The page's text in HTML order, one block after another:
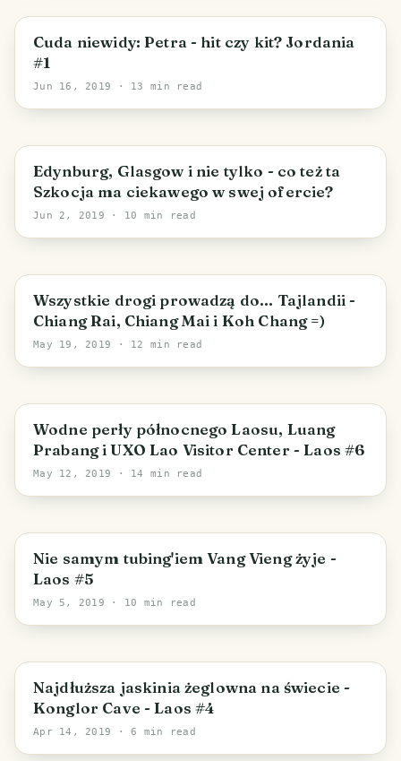
Cuda niewidy: Petra - hit czy kit? Jordania
#1
Jun 16, 2019 · 13 min read
Edynburg, Glasgow i nie tylko - co też ta
Szkocja ma ciekawego w swej ofercie?
Jun 2, 2019 · 10 min read
Wszystkie drogi prowadzą do... Tajlandii -
Chiang Rai, Chiang Mai i Koh Chang =)
May 19, 2019 · 12 min read
Wodne perły północnego Laosu, Luang
Prabang i UXO Lao Visitor Center - Laos #6
May 12, 2019 · 14 min read
Nie samym tubing'iem Vang Vieng żyje -
Laos #5
May 5, 2019 · 10 min read
Najdłuższa jaskinia żeglowna na świecie -
Konglor Cave - Laos #4
Apr 14, 2019 · 6 min read